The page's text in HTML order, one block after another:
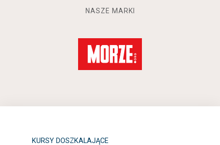
NASZE MARKI
KURSY DOSZKALAJĄCE